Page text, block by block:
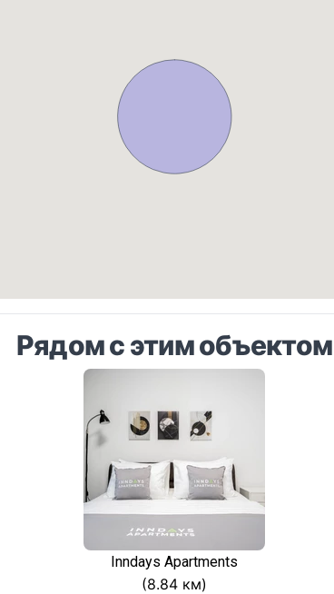
Рядом с этим объектом
Inndays Apartments
(8.84 км)